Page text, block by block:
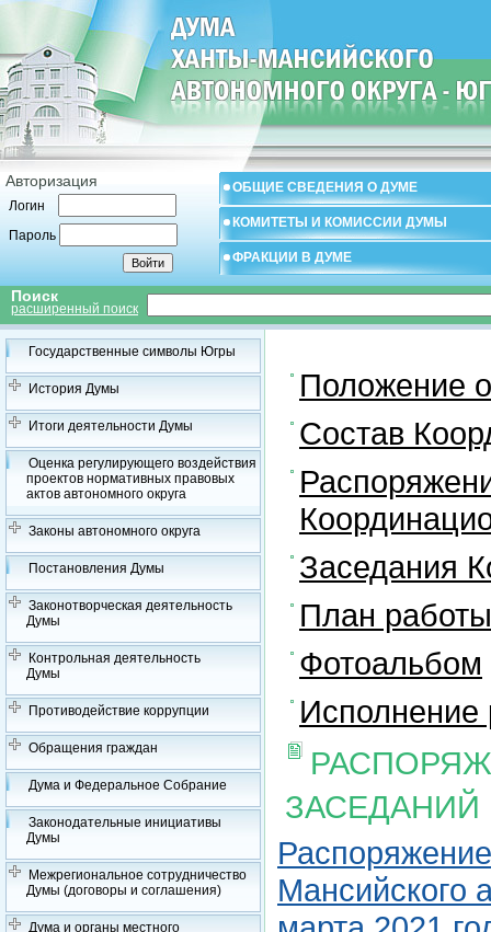
Авторизация
Логин
Пароль
ОБЩИЕ СВЕДЕНИЯ О ДУМЕ
КОМИТЕТЫ И КОМИССИИ ДУМЫ
ФРАКЦИИ В ДУМЕ
Поиск
расширенный поиск
Государственные символы Югры
История Думы
Итоги деятельности Думы
Оценка регулирующего воздействия
проектов нормативных правовых
актов автономного округа
Законы автономного округа
Постановления Думы
Законотворческая деятельность
Думы
Контрольная деятельность
Думы
Противодействие коррупции
Обращения граждан
Дума и Федеральное Собрание
Законодательные инициативы
Думы
Межрегиональное сотрудничество
Думы (договоры и соглашения)
Дума и органы местного
Положение
Состав
Заседания
План
Фотоальбом
Исполнение
Мансийского